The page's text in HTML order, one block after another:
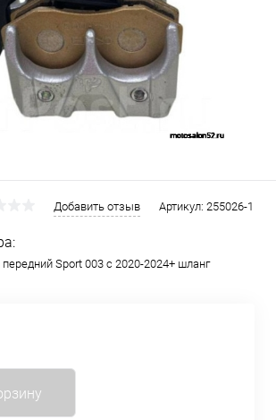
Добавить отзыв Артикул: 255026-1
Sport 003 с 2020-2024+ шланг